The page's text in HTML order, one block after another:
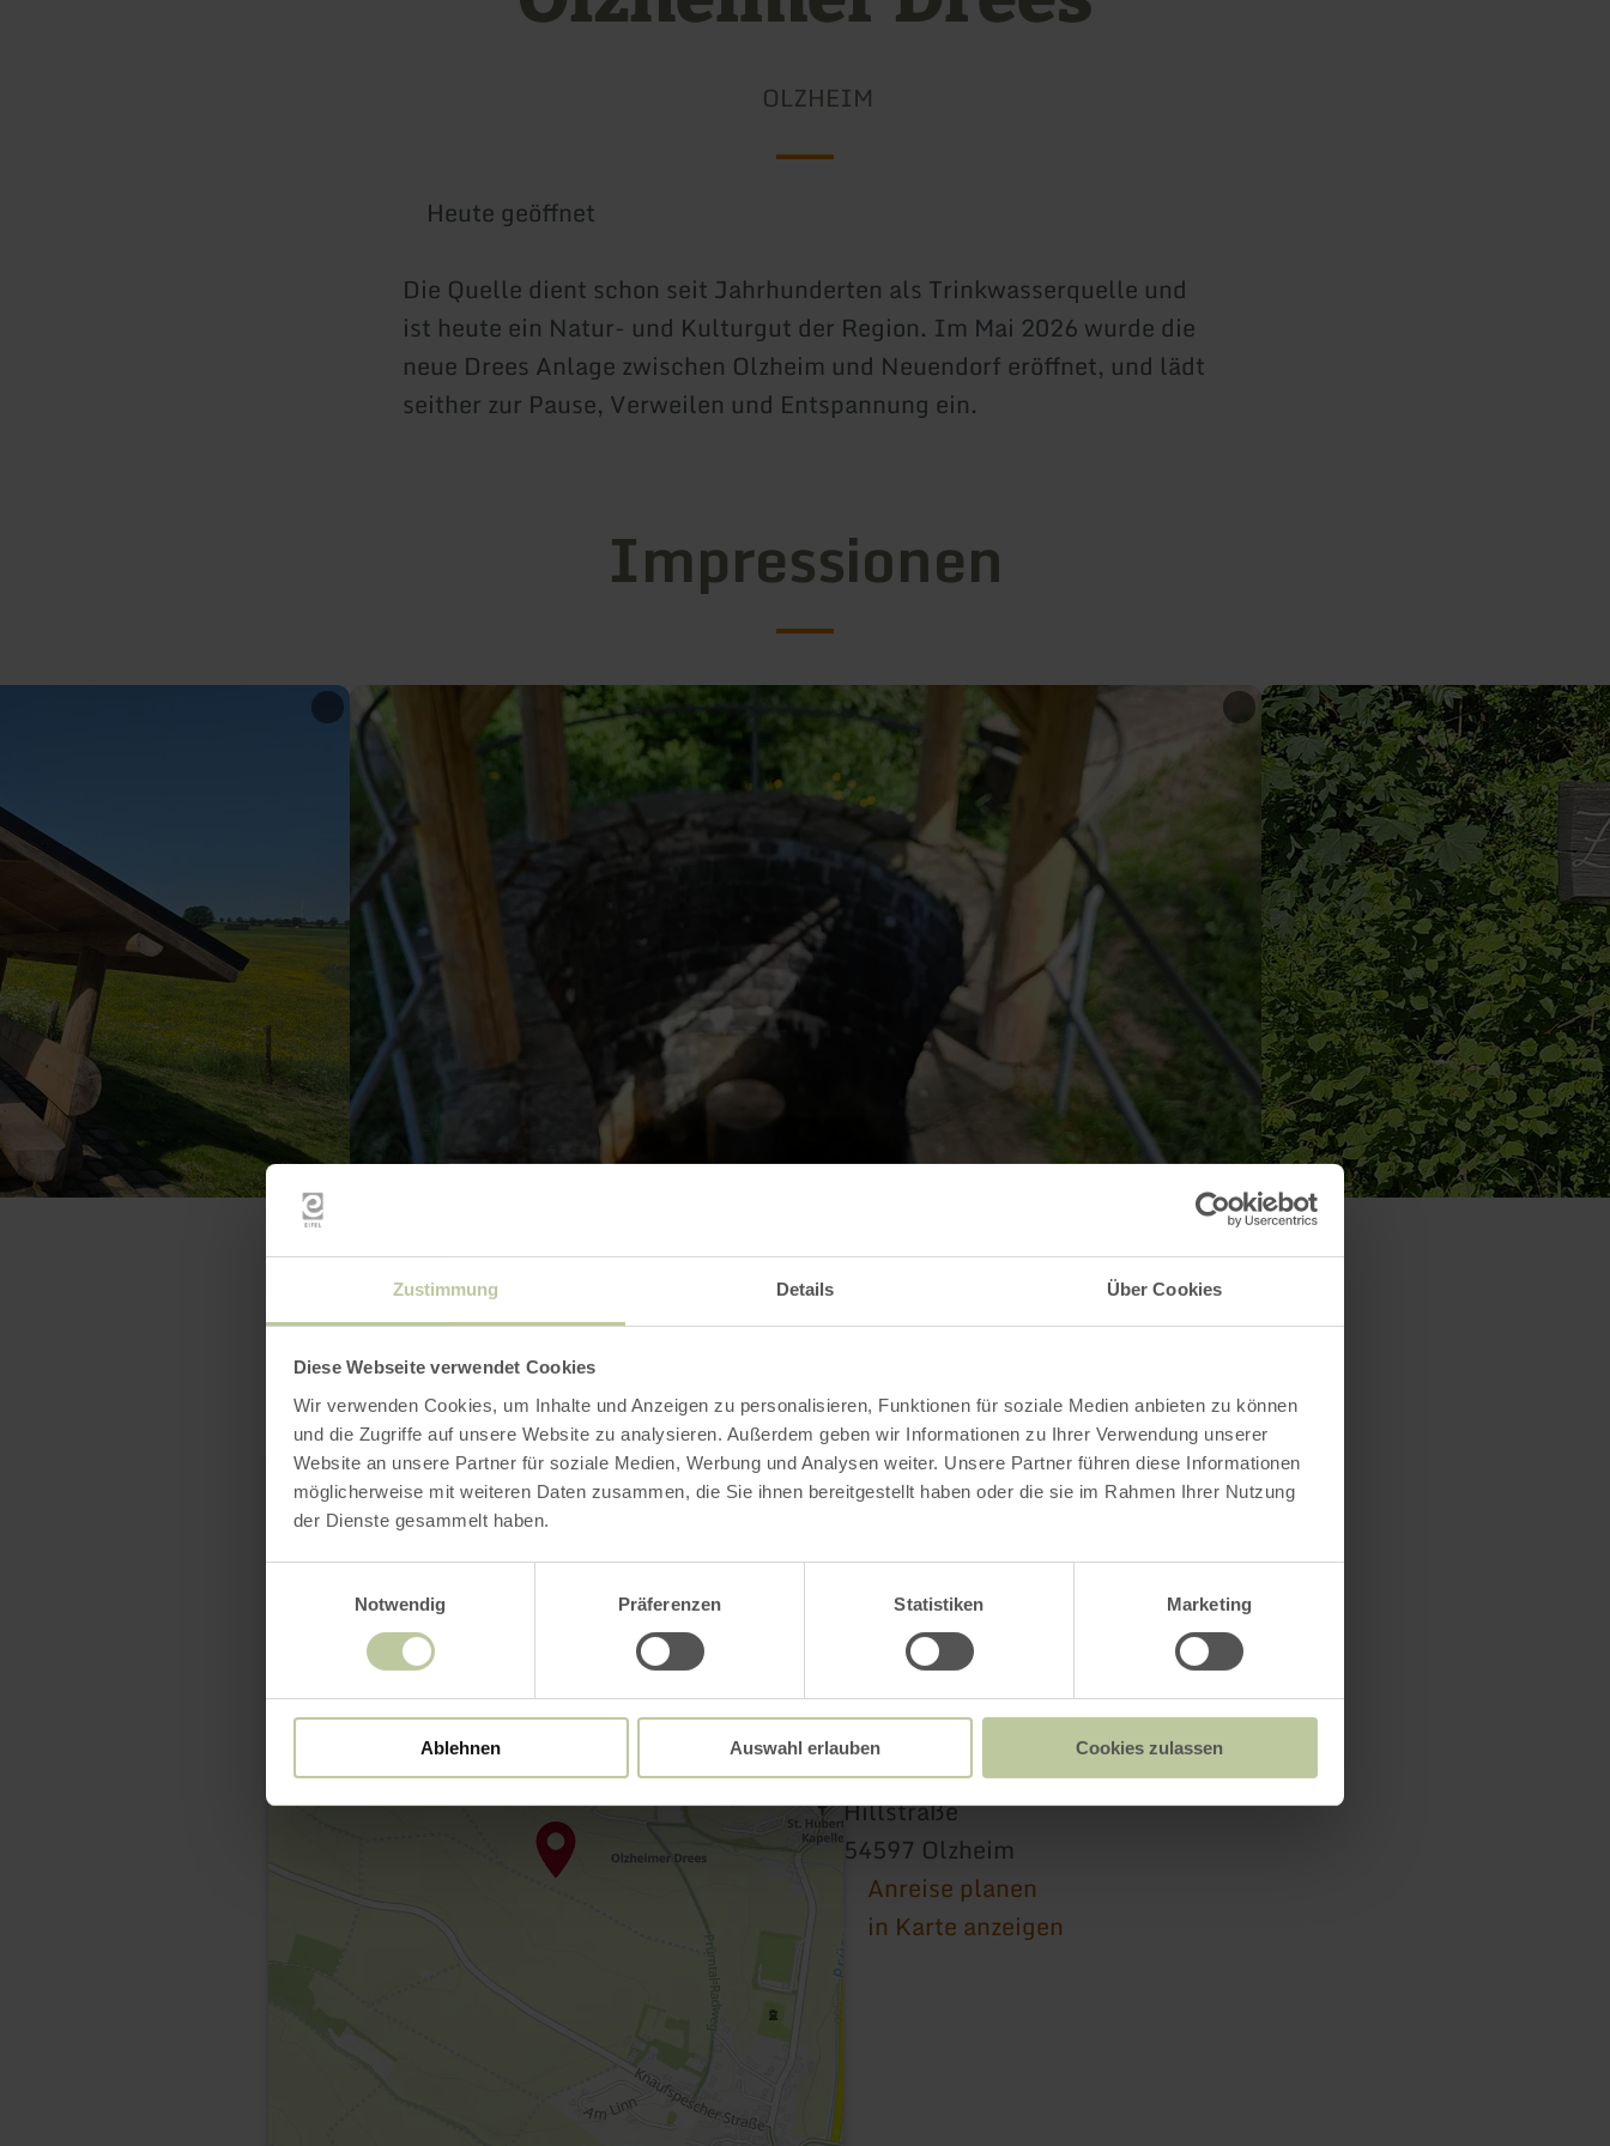
Zustimmung Details Über Cookies
Diese Webseite verwendet Cookies
Wir verwenden Cookies, um Inhalte und Anzeigen zu personalisieren, Funktionen für soziale Medien anbieten zu können
und die Zugriffe auf unsere Website zu analysieren. Außerdem geben wir Informationen zu Ihrer Verwendung unserer
Website an unsere Partner für soziale Medien, Werbung und Analysen weiter. Unsere Partner führen diese Informationen
möglicherweise mit weiteren Daten zusammen, die Sie ihnen bereitgestellt haben oder die sie im Rahmen Ihrer Nutzung
der Dienste gesammelt haben.
Notwendig
Präferenzen Statistiken Marketing
Ablehnen Auswahl erlauben Cookies zulassen
OLZHEIM
Heute geöffnet
Die Quelle dient schon seit Jahrhunderten als Trinkwasserquelle und
ist heute ein Natur- und Kulturgut der Region. Im Mai 2026 wurde die
neue Drees Anlage zwischen Olzheim und Neuendorf eröffnet, und lädt
seither zur Pause, Verweilen und Entspannung ein.
Impressionen
Kontakt
Olzheimer Drees
Hillstraße
54597 Olzheim
Anreise planen
in Karte anzeigen